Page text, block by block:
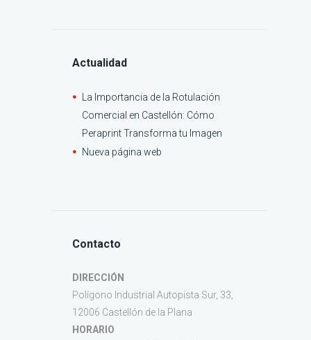
Actualidad
La Importancia de la Rotulación
Comercial en Castellón: Cómo
Peraprint Transforma tu Imagen
Nueva página web
Contacto
DIRECCIÓN
Polígono Industrial Autopista Sur, 33,
12006 Castellón de la Plana
HORARIO